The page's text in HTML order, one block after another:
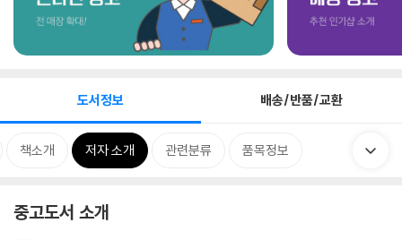
도서정보 배송/반품/교환
책소개 저자 소개 관련분류 품목정보
중고도서 소개